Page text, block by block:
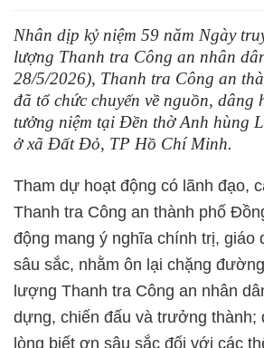
Nhân dịp kỷ niệm 59 năm Ngày
lượng Thanh tra Công an nhân
28/5/2026), Thanh tra Công an
đã tổ chức chuyến về nguồn, dâng
tưởng niệm tại Đền thờ Anh hùng
ở xã Đất Đỏ, TP Hồ Chí Minh.
Tham dự hoạt động có lãnh đạo,
Thanh tra Công an thành phố
động mang ý nghĩa chính trị, giáo
sâu sắc, nhằm ôn lại chặng
lượng Thanh tra Công an nhân
dựng, chiến đấu và trưởng thành;
lòng biết ơn sâu sắc đối với các